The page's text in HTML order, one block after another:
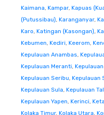
Kaimana, Kampar, Kapuas
(Putussibau), Karanganyar,
Karo, Katingan (Kasongan),
Kebumen, Kediri, Keerom,
Kepulauan Anambas,
Kepulauan Meranti,
Kepulauan Seribu, Kepulauan
Kepulauan Sula, Kepulauan
Kepulauan Yapen, Kerinci,
Kolaka Timur, Kolaka Utara,